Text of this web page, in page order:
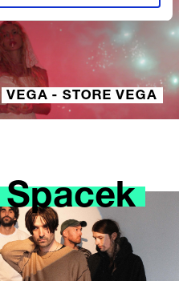
VEGA - STORE VEGA
Spacek